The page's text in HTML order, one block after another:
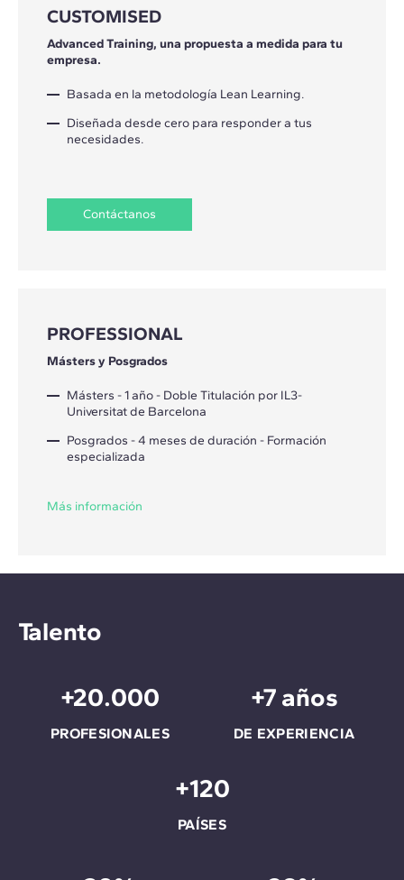
CUSTOMISED
Advanced Training, una propuesta a medida para tu
empresa.
Basada en la metodología Lean Learning.
Diseñada desde cero para responder a tus
necesidades.
Contáctanos
PROFESSIONAL
Másters y Posgrados
Másters - 1 año - Doble Titulación por IL3-
Universitat de Barcelona
Posgrados - 4 meses de duración - Formación
especializada
Más información
Talento
+20.000
PROFESIONALES
+7 años
DE EXPERIENCIA
+120
PAÍSES